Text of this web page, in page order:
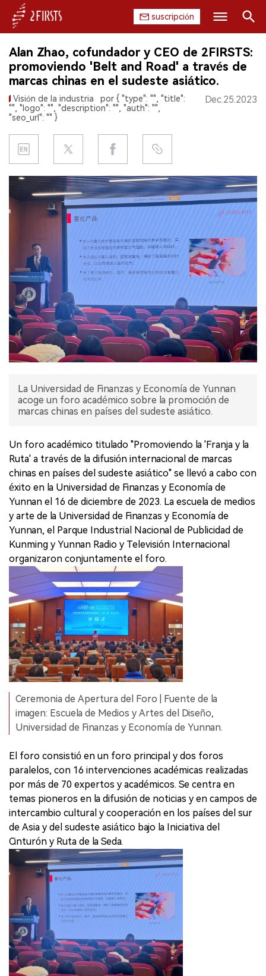
suscripción
INICIO
EMPRESA
PRODUCTO
REGULACIÓN
CHINA
DATOS
ENTREVISTA
Buscar
Alan Zhao, cofundador y CEO de 2FIRSTS:
promoviendo 'Belt and Road' a través de
marcas chinas en el sudeste asiático.
Visión de la industria
por { "type": "", "title":
"", "logo": "", "description": "", "auth": "",
"seo_url": "" }
Dec.25.2023
La Universidad de Finanzas y Economía de Yunnan
acoge un foro académico sobre la promoción de
marcas chinas en países del sudeste asiático.
Un foro académico titulado "Promoviendo la 'Franja y la
Ruta' a través de la difusión internacional de marcas
chinas en países del sudeste asiático" se llevó a cabo con
éxito en la Universidad de Finanzas y Economía de
Yunnan el 16 de diciembre de 2023. La escuela de medios
y arte de la Universidad de Finanzas y Economía de
Yunnan, el Parque Industrial Nacional de Publicidad de
Kunming y Yunnan Radio y Televisión Internacional
organizaron conjuntamente el foro.
Ceremonia de Apertura del Foro | Fuente de la
imagen: Escuela de Medios y Artes del Diseño,
Universidad de Finanzas y Economía de Yunnan.
El foro consistió en un foro principal y dos foros
paralelos, con 16 intervenciones académicas realizadas
por más de 70 expertos y académicos. Se centra en
temas pioneros en la difusión de noticias y en campos de
intercambio cultural y cooperación en los países del sur
de Asia y del sudeste asiático bajo la Iniciativa del
Cinturón y Ruta de la Seda.